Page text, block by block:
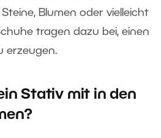
Blumen oder vielleicht
tragen dazu bei, einen
erzeugen.
Stativ mit in den